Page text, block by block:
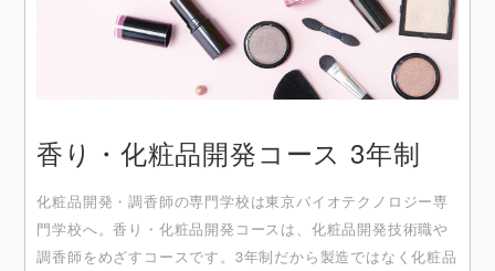
香り・化粧品開発コース 3年制
化粧品開発・調⾹師の専⾨学校は東京バイオテクノロジー専
⾨学校へ。⾹り・化粧品開発コースは、化粧品開発技術職や
調⾹師をめざすコースです。3年制だから製造ではなく化粧品